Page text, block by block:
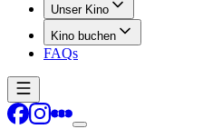
Unser Kino
Kino buchen
FAQs